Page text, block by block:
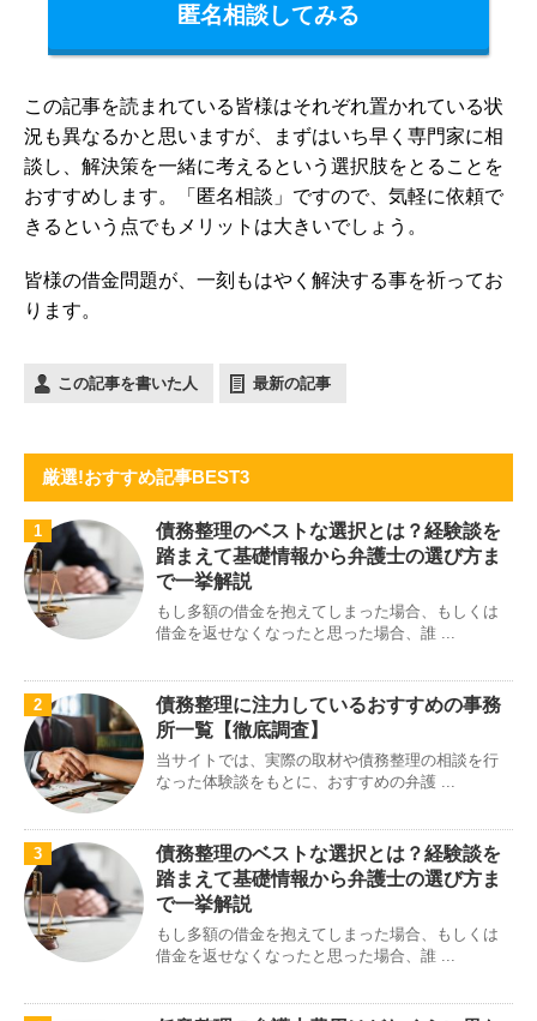
匿名相談してみる
この記事を読まれている皆様はそれぞれ置かれている状
況も異なるかと思いますが、まずはいち早く専門家に相
談し、解決策を一緒に考えるという選択肢をとることを
おすすめします。「匿名相談」ですので、気軽に依頼で
きるという点でもメリットは大きいでしょう。
皆様の借金問題が、一刻もはやく解決する事を祈ってお
ります。
この記事を書いた人 最新の記事
厳選!おすすめ記事BEST3
1
債務整理のベストな選択とは？経験談を
踏まえて基礎情報から弁護士の選び方ま
で一挙解説
もし多額の借金を抱えてしまった場合、もしくは
借金を返せなくなったと思った場合、誰 ...
2
債務整理に注力しているおすすめの事務
所一覧【徹底調査】
当サイトでは、実際の取材や債務整理の相談を行
なった体験談をもとに、おすすめの弁護 ...
3
債務整理のベストな選択とは？経験談を
踏まえて基礎情報から弁護士の選び方ま
で一挙解説
もし多額の借金を抱えてしまった場合、もしくは
借金を返せなくなったと思った場合、誰 ...